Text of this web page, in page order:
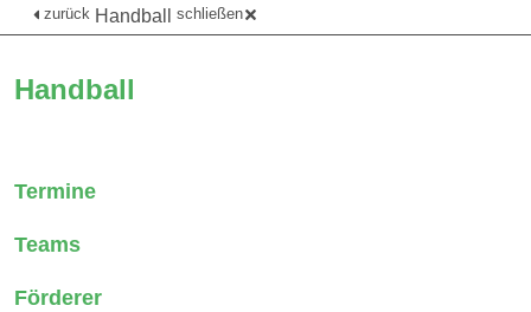
zurück Handball schließen
Handball
Termine
Teams
Förderer